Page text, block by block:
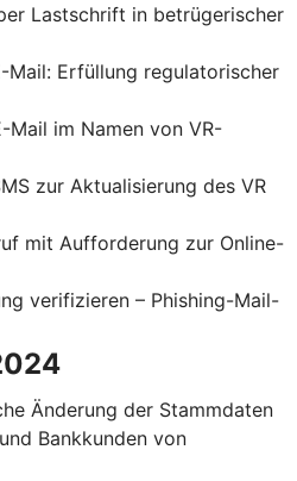
Lastschrift in betrügerischer
Mail: Erfüllung regulatorischer
Mail im Namen von VR-
zur Aktualisierung des VR
mit Aufforderung zur Online-
verifizieren – Phishing-Mail-
Änderung der Stammdaten
Bankkunden von